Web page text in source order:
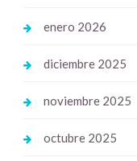
enero 2026
diciembre 2025
noviembre 2025
octubre 2025